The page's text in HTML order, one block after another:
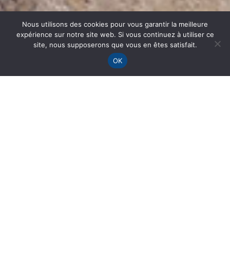
Nous utilisons des cookies pour vous garantir la meilleure
expérience sur notre site web. Si vous continuez à utiliser ce
site, nous supposerons que vous en êtes satisfait.
OK